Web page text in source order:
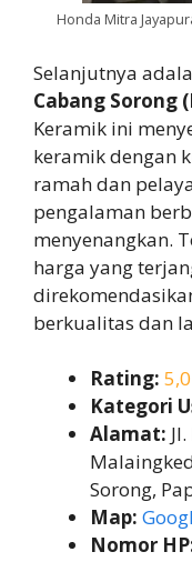
Honda Mitra
Selanjutnya
Cabang Sorong
Keramik ini
keramik dengan
ramah dan
pengalaman
menyenangkan.
harga yang
berkualitas dan
Rating: 5,0
Kategori
Alamat:
Sorong,
Map:
Nomor